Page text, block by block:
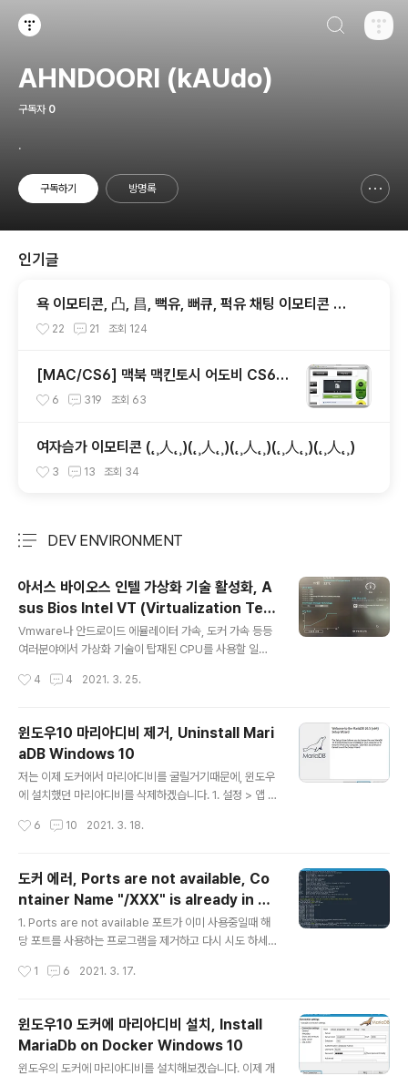
AHNDOORI (kAUdo)
구독자 0
.
구독하기 방명록
인기글
욕 이모티콘, 凸, 昌, 뻑유, 뻐큐, 퍽유 채팅 이모티콘 강
좌, Fuck You
22 21 조회 124
[MAC/CS6] 맥북 맥킨토시 어도비 CS6
마스터콜렉션, 포토샵 일러스트 인증 패치, A
6 319 조회 63
여자슴가 이모티콘 (˛¸人˛¸)(˛¸人˛¸)(˛¸人˛¸)(˛¸人˛¸)(˛¸人˛¸)
3 13 조회 34
DEV ENVIRONMENT
아서스 바이오스 인텔 가상화 기술 활성화, A
sus Bios Intel VT (Virtualization Tec
hnology)
Vmware나 안드로이드 에뮬레이터 가속, 도커 가속 등등
여러분야에서 가상화 기술이 탑재된 CPU를 사용할 일이
PU에서 지원해야하고 바이오스에서 활성화시켜야 합니
아서스 메인보드 바이오스 화면 입니다. 요즘은 바이오스
소프트웨어가 기똥차구만요 바이오스 메인화면입니다. F7
을 눌러서 고급모드로 변경하겠습니다. (기본모드가 더 어
지러워) 가상화기술은 CPU에 있는것이니 CPU 구성으로
들어가겠습니다. Intel Virtualization Technology가
료해야합니다.
4 4 2021. 3. 25.
윈도우10 마리아디비 제거, Uninstall Mari
aDB Windows 10
저는 이제 도커에서 마리아디비를 굴릴거기때문에, 윈도우
에 설치했던 마리아디비를 삭제하겠습니다. 1. 설정 > 앱 >
e data (디비안에 데이타를 유지하려면 Keep data 선
6 10 2021. 3. 18.
도커 에러, Ports are not available, Co
ntainer Name "/XXX" is already in us
e by container
1. Ports are not available 포트가 이미 사용중일때 해
당 포트를 사용하는 프로그램을 제거하고 다시 시도 하세
였는데 도커에서 마리아디비를 같은포트로 시작하려다가
on: Ports are not available: listen tcp 0.0.0.0:33
06: bind: Only one usage of each socket addres
s (protocol/network address/port) is normally p
ermitted. - 도커 마리아디비 시작 docker container r
1 6 2021. 3. 17.
윈도우10 도커에 마리아디비 설치, Install
MariaDb on Docker Windows 10
윈도우의 도커에 마리아디비를 설치해보겠습니다. 이제 개